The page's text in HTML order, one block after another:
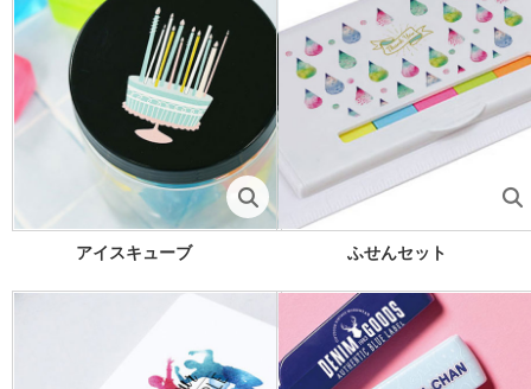
アイスキューブ ふせんセット